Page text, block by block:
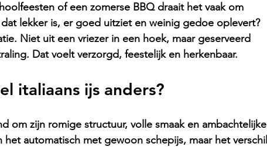
of een zomerse BBQ draait het vaak om
lekker is, er goed uitziet en weinig gedoe oplevert?
. Niet uit een vriezer in een hoek, maar geserveerd
Dat voelt verzorgd, feestelijk en herkenbaar.
italiaans ijs anders?
om zijn romige structuur, volle smaak en ambachtelijke
automatisch met gewoon schepijs, maar het verschil